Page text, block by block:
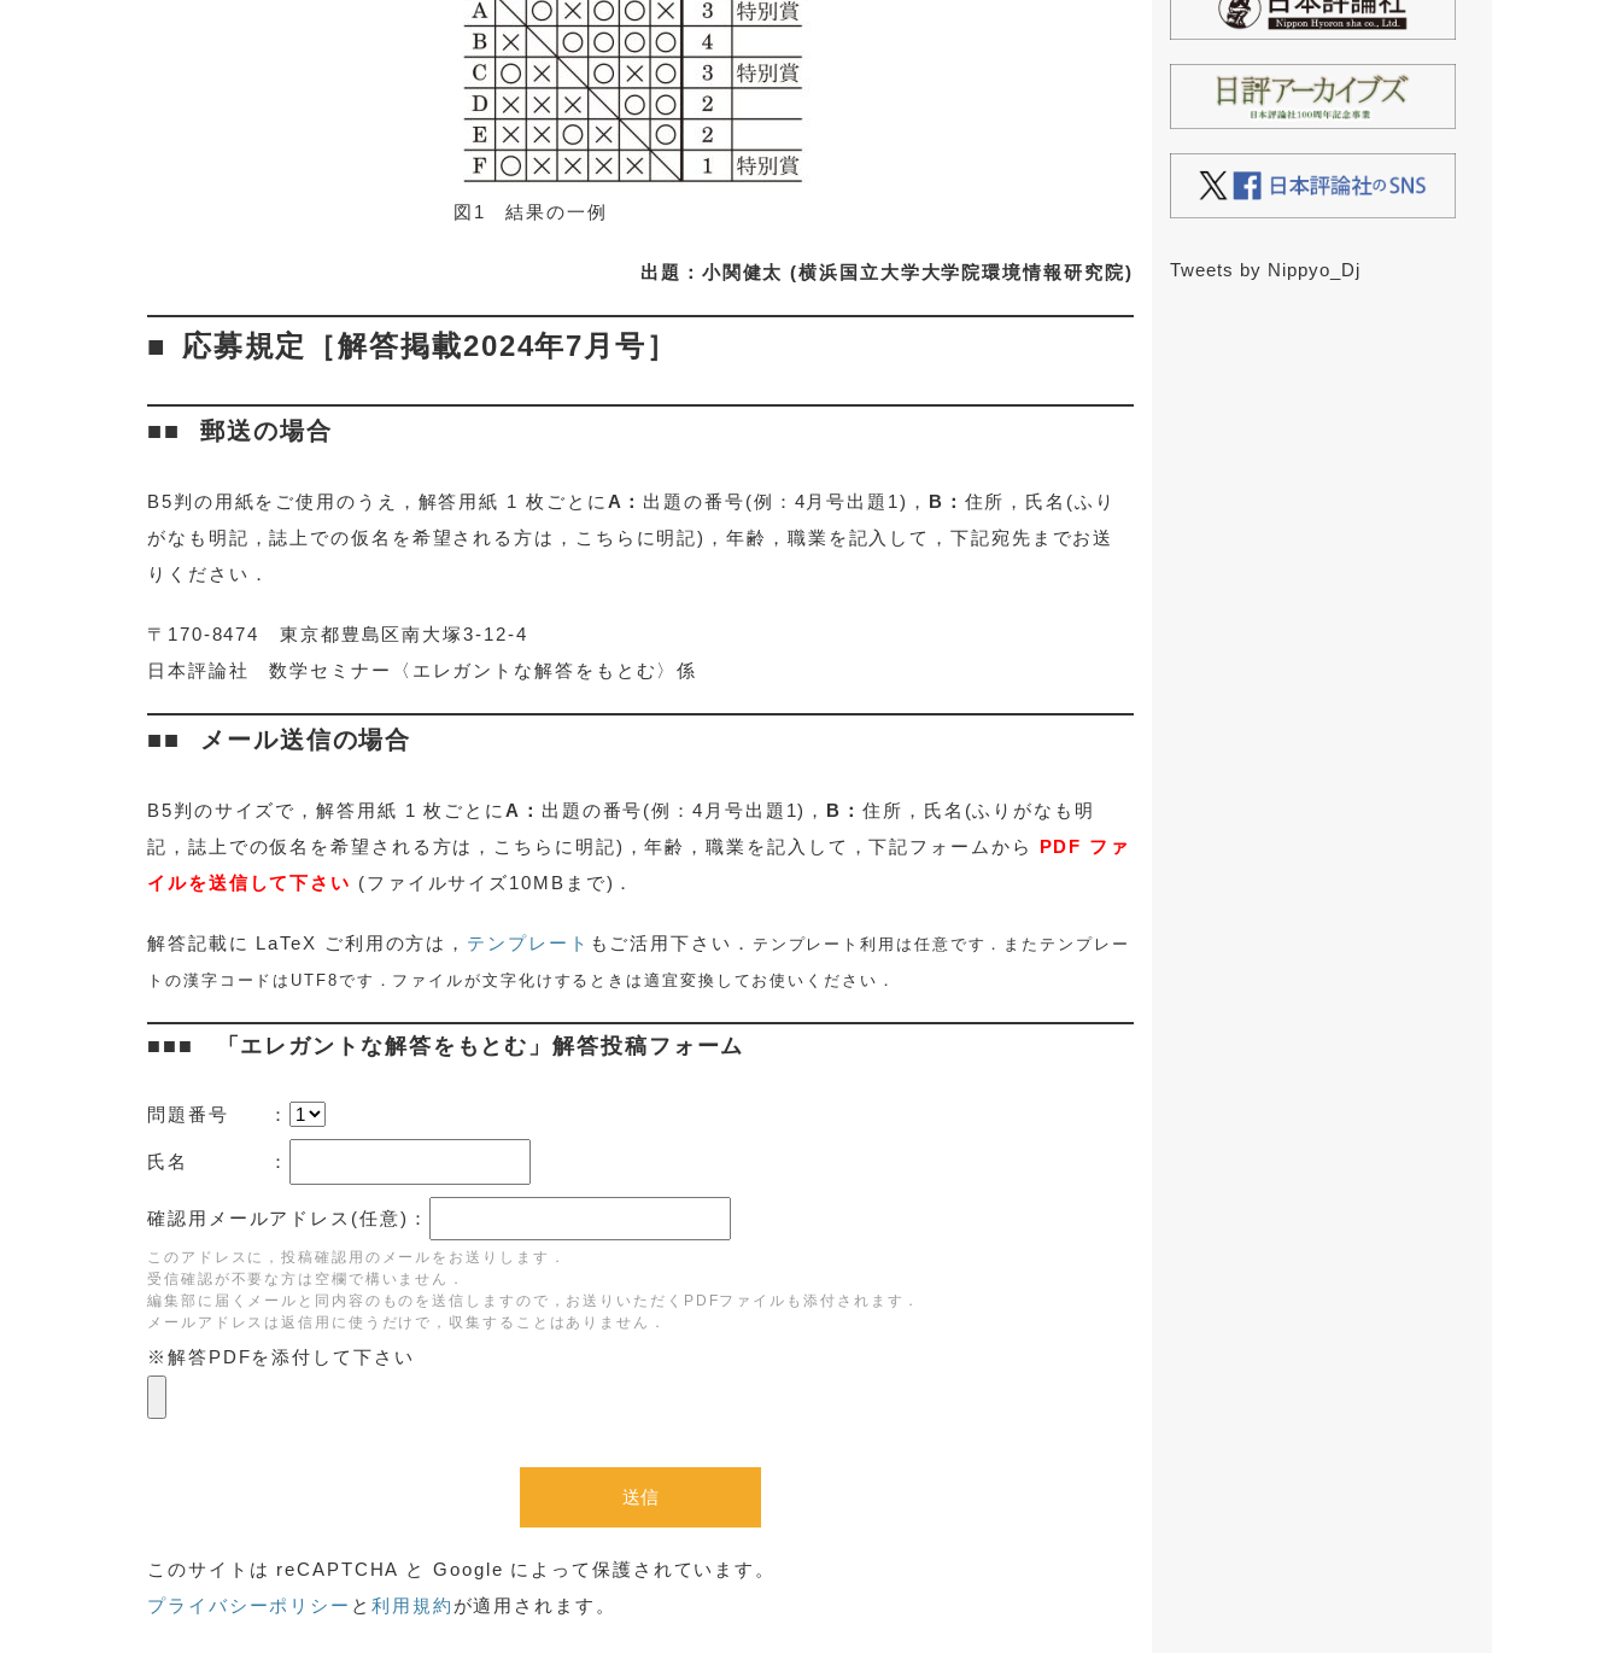
図1 結果の一例
出題：小関健太 (横浜国立大学大学院環境情報研究院)
応募規定［解答掲載2024年7月号］
郵送の場合
B5判の用紙をご使用のうえ，解答用紙 1 枚ごとにA： 出題の番号(例：4月号出題1)， B： 住所，氏名(ふり
がなも明記，誌上での仮名を希望される方は，こちらに明記)，年齢，職業を記入して，下記宛先までお送
りください．
〒170-8474 東京都豊島区南大塚3-12-4
日本評論社 数学セミナー〈エレガントな解答をもとむ〉係
メール送信の場合
B5判のサイズで，解答用紙 1 枚ごとにA： 出題の番号(例：4月号出題1)， B：住所，氏名(ふりがなも明
記，誌上での仮名を希望される方は，こちらに明記)，年齢，職業を記入して，下記フォームから PDF ファ
イルを送信して下さい (ファイルサイズ10MBまで)．
解答記載に LaTeX ご利用の方は， テンプレート もご活用下さい． テンプレート利用は任意です．またテンプレー
トの漢字コードはUTF8です．ファイルが文字化けするときは適宜変換してお使いください．
「エレガントな解答をもとむ」解答投稿フォーム
問題番号 ：
氏名 ：
確認用メールアドレス(任意)：
このアドレスに，投稿確認用のメールをお送りします．
受信確認が不要な方は空欄で構いません．
編集部に届くメールと同内容のものを送信しますので，お送りいただくPDFファイルも添付されます．
メールアドレスは返信用に使うだけで，収集することはありません．
※解答PDFを添付して下さい
このサイトは reCAPTCHA と Google によって保護されています。
プライバシーポリシー と 利用規約 が適用されます。
Tweets by Nippyo_Dj